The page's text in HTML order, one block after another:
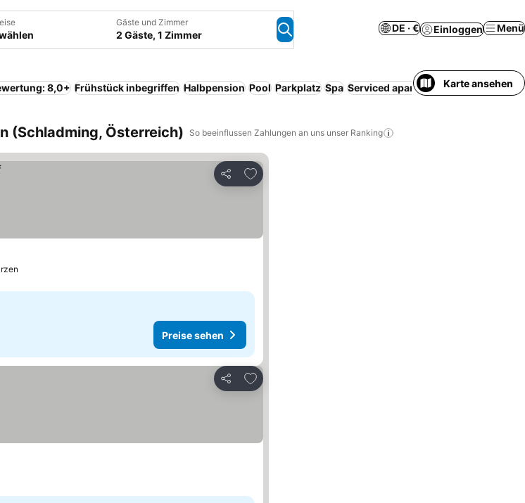
Gäste und Zimmer
2 Gäste, 1 Zimmer
DE · € Einloggen Menü
8,0+ Frühstück inbegriffen Halbpension Pool Parkplatz Spa Serviced apartment Kostenlose
Karte ansehen
(Schladming, Österreich) So beeinflussen Zahlungen an uns unser Ranking
Teilen
Zu Favoriten hinzufügen
Preise sehen
Teilen
Zu Favoriten hinzufügen